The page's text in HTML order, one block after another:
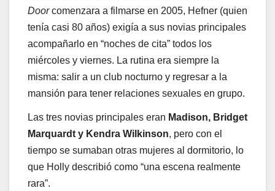
Doorcomenzara a filmarse en 2005, Hefner (quien
tenía casi 80 años) exigía a sus novias principales
acompañarlo en “noches de cita” todos los
miércoles y viernes. La rutina era siempre la
misma: salir a un club nocturno y regresar a la
mansión para tener relaciones sexuales en grupo.
Las tres novias principales eran Madison, Bridget
Marquardt y Kendra Wilkinson, pero con el
tiempo se sumaban otras mujeres al dormitorio, lo
que Holly describió como “una escena realmente
rara”.